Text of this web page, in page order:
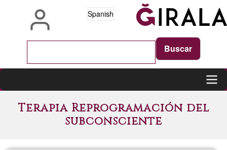
Spanish
Main
navigation
Terapia Reprogramación del
subconsciente